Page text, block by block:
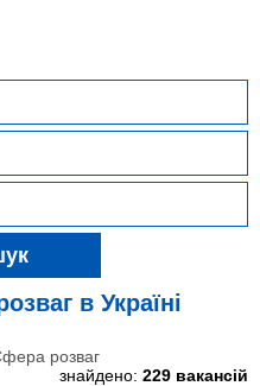
в Україні
розваг
знайдено: 229 вакансій